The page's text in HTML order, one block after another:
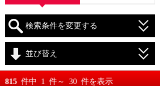
検索条件を変更する
並び替え
おすすめ順
815 件中 1 件～ 30 件を表示